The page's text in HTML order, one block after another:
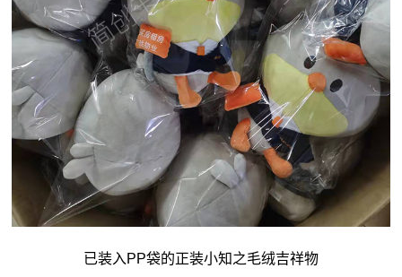
已装入PP袋的正装小知之毛绒吉祥物